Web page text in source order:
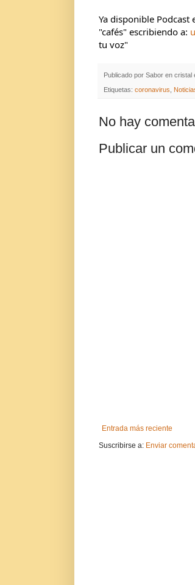
Ya disponible Podcast
"cafés" escribiendo a:
tu voz"
Publicado por Sabor en cristal
Etiquetas: coronavirus
No hay
Publicar un
Entrada más reciente
Suscribirse a: Enviar